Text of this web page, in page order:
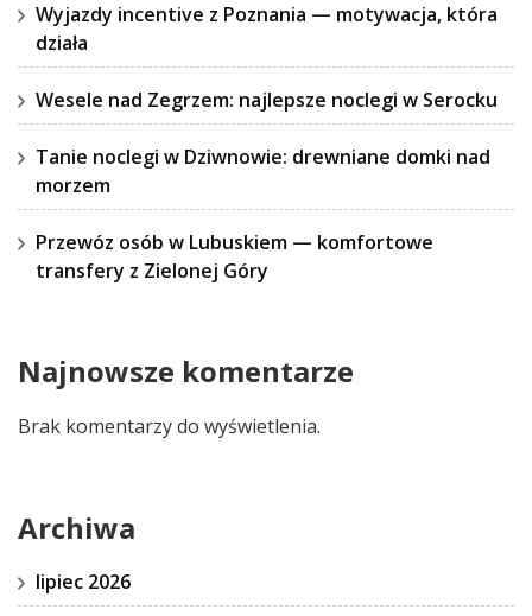
Wyjazdy incentive z Poznania — motywacja, która
działa
Wesele nad Zegrzem: najlepsze noclegi w Serocku
Tanie noclegi w Dziwnowie: drewniane domki nad
morzem
Przewóz osób w Lubuskiem — komfortowe
transfery z Zielonej Góry
Najnowsze komentarze
Brak komentarzy do wyświetlenia.
Archiwa
lipiec 2026